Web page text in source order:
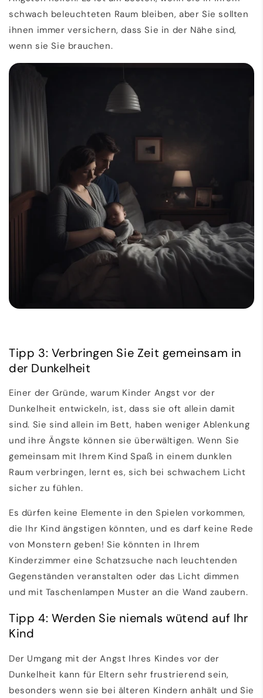
schwach beleuchteten Raum bleiben, aber Sie sollten
ihnen immer versichern, dass Sie in der Nähe sind,
wenn sie Sie brauchen.
Tipp 3: Verbringen Sie Zeit gemeinsam in
der Dunkelheit
Einer der Gründe, warum Kinder Angst vor der
Dunkelheit entwickeln, ist, dass sie oft allein damit
sind. Sie sind allein im Bett, haben weniger Ablenkung
und ihre Ängste können sie überwältigen. Wenn Sie
gemeinsam mit Ihrem Kind Spaß in einem dunklen
Raum verbringen, lernt es, sich bei schwachem Licht
sicher zu fühlen.
Es dürfen keine Elemente in den Spielen vorkommen,
die Ihr Kind ängstigen könnten, und es darf keine Rede
von Monstern geben! Sie könnten in Ihrem
Kinderzimmer eine Schatzsuche nach leuchtenden
Gegenständen veranstalten oder das Licht dimmen
und mit Taschenlampen Muster an die Wand zaubern.
Tipp 4: Werden Sie niemals wütend auf Ihr
Kind
Der Umgang mit der Angst Ihres Kindes vor der
Dunkelheit kann für Eltern sehr frustrierend sein,
besonders wenn sie bei älteren Kindern anhält und Sie